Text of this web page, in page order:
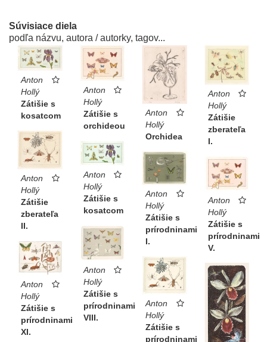
Súvisiace diela
podľa názvu, autora / autorky, tagov...
Anton
Hollý
Zátišie s
kosatcom
Anton
Hollý
Zátišie s
orchideou
Anton
Hollý
Orchidea
Anton
Hollý
Zátišie
zberateľa
I.
Anton
Hollý
Zátišie
zberateľa
II.
Anton
Hollý
Zátišie s
kosatcom
Anton
Hollý
Zátišie s
prírodninami
I.
Anton
Hollý
Zátišie s
prírodninami
V.
Anton
Hollý
Zátišie s
prírodninami
VIII.
Anton
Hollý
Zátišie s
prírodninami
XI.
Anton
Hollý
Zátišie s
prírodninami